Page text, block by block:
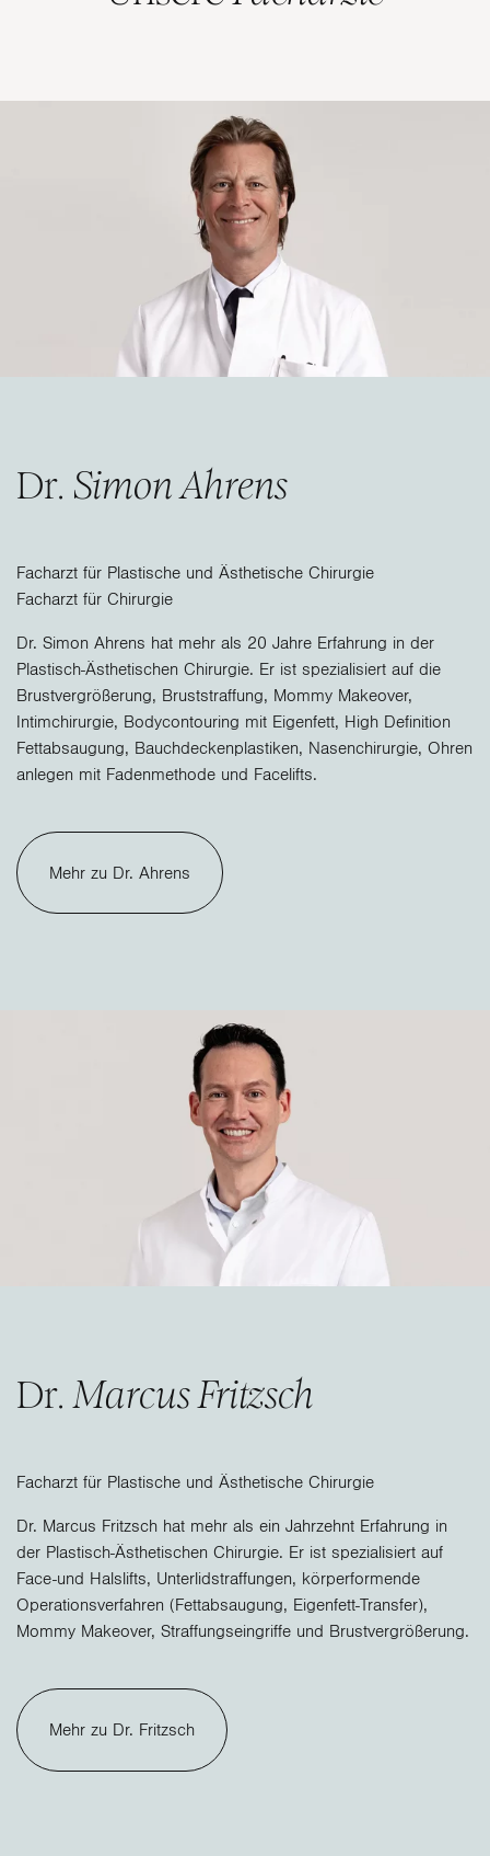
Dr. Simon Ahrens
Facharzt für Plastische und Ästhetische Chirurgie
Facharzt für Chirurgie
Dr. Simon Ahrens hat mehr als 20 Jahre Erfahrung in der
Plastisch-Ästhetischen Chirurgie. Er ist spezialisiert auf die
Brustvergrößerung, Bruststraffung, Mommy Makeover,
Intimchirurgie, Bodycontouring mit Eigenfett, High Definition
Fettabsaugung, Bauchdeckenplastiken, Nasenchirurgie, Ohren
anlegen mit Fadenmethode und Facelifts.
Mehr zu Dr. Ahrens
Dr.Marcus Fritzsch
Facharzt für Plastische und Ästhetische Chirurgie
Dr. Marcus Fritzsch hat mehr als ein Jahrzehnt Erfahrung in
der Plastisch-Ästhetischen Chirurgie. Er ist spezialisiert auf
Face-und Halslifts, Unterlidstraffungen, körperformende
Operationsverfahren (Fettabsaugung, Eigenfett-Transfer),
Mommy Makeover, Straffungseingriffe und Brustvergrößerung.
Mehr zu Dr. Fritzsch